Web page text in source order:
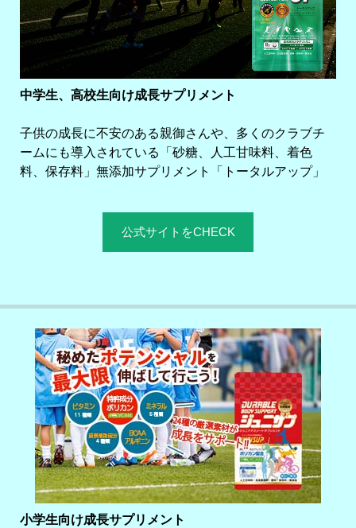
中学生、高校生向け成長サプリメント
子供の成長に不安のある親御さんや、多くのクラブチ
ームにも導入されている「砂糖、人工甘味料、着色
料、保存料」無添加サプリメント「トータルアップ」
公式サイトをCHECK
小学生向け成長サプリメント